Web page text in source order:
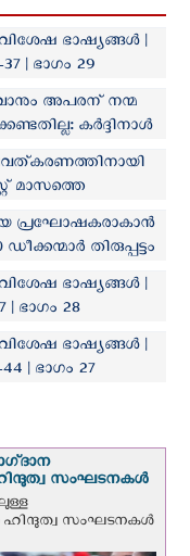
ഭാഷ്യങ്ങള്‍ |
| ഭാഗം 29
അപരന് നന്മ
കർദ്ദിനാൾ
മാസത്തെ
പ്രഘോഷകരാകാൻ
തിരുപ്പട്ടം
ഭാഷ്യങ്ങള്‍ |
| ഭാഗം 28
ഭാഷ്യങ്ങള്‍ |
| ഭാഗം 27
സംഘടനകള്‍
സംഘടനകൾ